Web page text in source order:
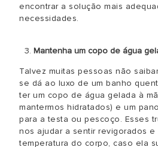
encontrar a solução mais
necessidades.
Mantenha um copo de água
Talvez muitas pessoas não
se dá ao luxo de um banho
ter um copo de água gelada à
mantermos hidratados) e um
para a testa ou pescoço. Esses
nos ajudar a sentir revigorados e
temperatura do corpo, caso ela